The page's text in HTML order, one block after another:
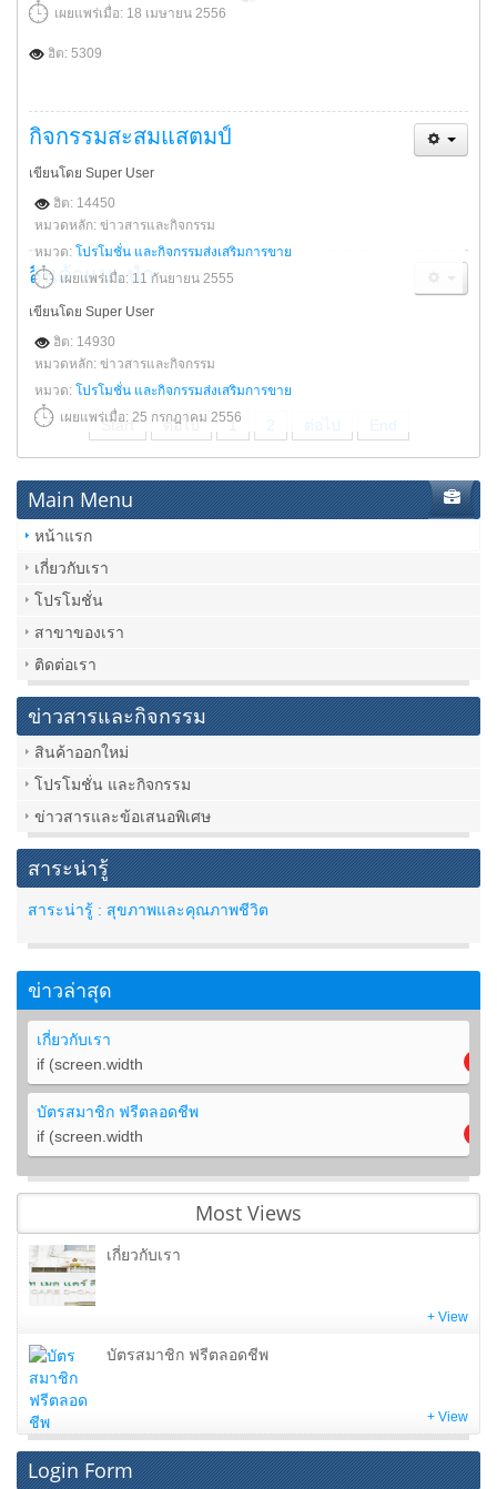
เผยแพร่เมื่อ: 18 เมษายน 2556
ฮิต: 5309
กิจกรรมสะสมแสตมป์
เขียนโดย Super User
หมวดหลัก: ข่าวสารและกิจกรรม
หมวด: โปรโมชั่น และกิจกรรมส่งเสริมการขาย
เผยแพร่เมื่อ: 11 กันยายน 2555
ฮิต: 14450
สินค้าแนะนำ
เขียนโดย Super User
หมวดหลัก: ข่าวสารและกิจกรรม
หมวด: โปรโมชั่น และกิจกรรมส่งเสริมการขาย
เผยแพร่เมื่อ: 25 กรกฎาคม 2556
ฮิต: 14930
Start ต่อไป 1 2 ต่อไป End
Main Menu
หน้าแรก
เกี่ยวกับเรา
โปรโมชั่น
สาขาของเรา
ติดต่อเรา
ข่าวสารและกิจกรรม
สินค้าออกใหม่
โปรโมชั่น และกิจกรรม
ข่าวสารและข้อเสนอพิเศษ
สาระน่ารู้
สาระน่ารู้ : สุขภาพและคุณภาพชีวิต
ข่าวล่าสุด
เกี่ยวกับเรา
if (screen.width
บัตรสมาชิก ฟรีตลอดชีพ
if (screen.width
Most Views
เกี่ยวกับเรา
+ View
บัตรสมาชิก ฟรีตลอดชีพ
+ View
Login Form